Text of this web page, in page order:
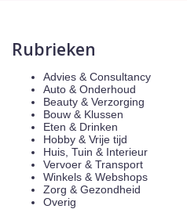
Rubrieken
Advies & Consultancy
Auto & Onderhoud
Beauty & Verzorging
Bouw & Klussen
Eten & Drinken
Hobby & Vrije tijd
Huis, Tuin & Interieur
Vervoer & Transport
Winkels & Webshops
Zorg & Gezondheid
Overig